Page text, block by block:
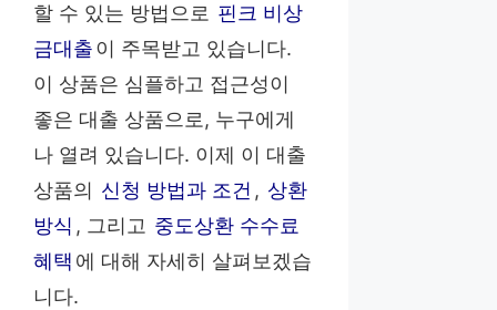
할 수 있는 방법으로 핀크 비상
금대출이 주목받고 있습니다.
이 상품은 심플하고 접근성이
좋은 대출 상품으로, 누구에게
나 열려 있습니다. 이제 이 대출
상품의 신청 방법과 조건 , 상환
방식 , 그리고 중도상환 수수료
혜택 에 대해 자세히 살펴보겠습
니다.